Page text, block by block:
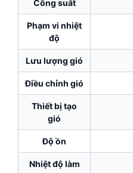
Công suất
Phạm vi nhiệt
độ
Lưu lượng gió
Điều chỉnh gió
Thiết bị tạo
gió
Độ ồn
Nhiệt độ làm